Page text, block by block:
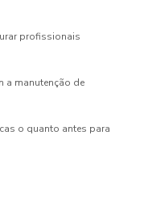
profissionais
a manutenção de
o quanto antes para